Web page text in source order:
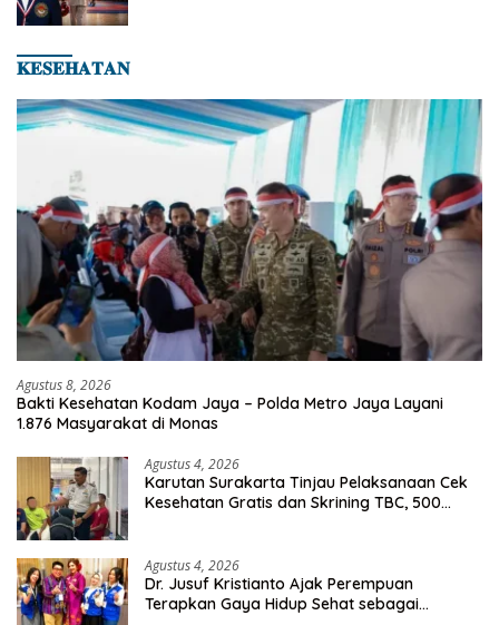
𝐊𝐄𝐒𝐄𝐇𝐀𝐓𝐀𝐍
Agustus 8, 2026
Bakti Kesehatan Kodam Jaya – Polda Metro Jaya Layani
1.876 Masyarakat di Monas
Agustus 4, 2026
Karutan Surakarta Tinjau Pelaksanaan Cek
Kesehatan Gratis dan Skrining TBC, 500
Agustus 4, 2026
Dr. Jusuf Kristianto Ajak Perempuan
Terapkan Gaya Hidup Sehat sebagai